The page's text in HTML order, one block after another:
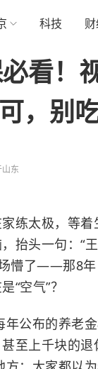
科技
看！
，别
山东
练太极，等
抬头一句：“
懵了——那8
“空气”？
公布的养老
至上千块的